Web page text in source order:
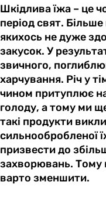
Шкідлива їжа – це
період свят.
якихось не дуже
закусок. У
звичного,
харчування. Річ у
чином притуплює
голоду, а тому ми
такі продукти
сильнообробленої
призвести до
захворювань. Тому
варто зменшити.